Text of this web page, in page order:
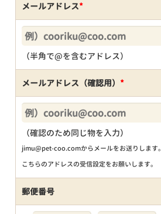
メールアドレス*
（半角で@を含むアドレス）
メールアドレス（確認用） *
（確認のため同じ物を入力）
jimu@pet-coo.comからメールをお送りします。
こちらのアドレスの受信設定をお願いします。
郵便番号